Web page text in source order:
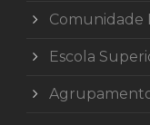
Comunidade
Escola